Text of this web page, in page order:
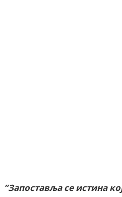
”Запоставља се истина